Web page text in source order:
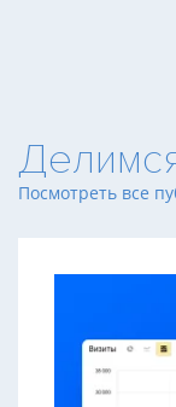
Посмотреть все